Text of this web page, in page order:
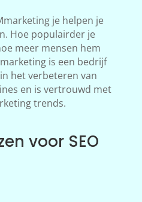
je helpen je
Hoe populairder je
meer mensen hem
is een bedrijf
het verbeteren van
en is vertrouwd met
trends.
voor SEO